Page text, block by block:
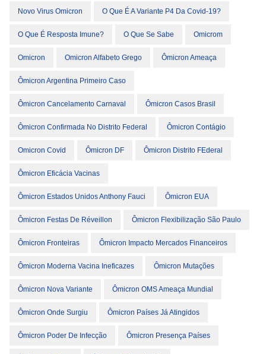
Novo Virus Omicron O Que É A Variante P4 Da Covid-19?
O Que É Resposta Imune? O Que Se Sabe Omicrom
Omicron Omicron Alfabeto Grego Ômicron Ameaça
Ômicron Argentina Primeiro Caso
Ômicron Cancelamento Carnaval Ômicron Casos Brasil
Ômicron Confirmada No Distrito Federal Ômicron Contágio
Omicron Covid Ômicron DF Ômicron Distrito FEderal
Ômicron Eficácia Vacinas
Ômicron Estados Unidos Anthony Fauci Ômicron EUA
Ômicron Festas De Réveillon Ômicron Flexibilização São Paulo
Ômicron Fronteiras Ômicron Impacto Mercados Financeiros
Ômicron Moderna Vacina Ineficazes Ômicron Mutações
Ômicron Nova Variante Ômicron OMS Ameaça Mundial
Ômicron Onde Surgiu Ômicron Países Já Atingidos
Ômicron Poder De Infecção Ômicron Presença Países